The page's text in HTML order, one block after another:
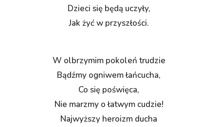
Dzieci się będą uczyły,
Jak żyć w przyszłości.
W olbrzymim pokoleń trudzie
Bądźmy ogniwem łańcucha,
Co się poświęca,
Nie marzmy o łatwym cudzie!
Najwyższy heroizm ducha